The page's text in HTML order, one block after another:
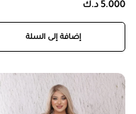
5.000 د.ك
إضافة إلى السلة